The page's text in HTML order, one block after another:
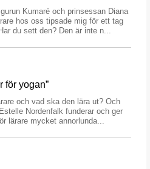
Kumaré och prinsessan Diana
hos oss tipsade mig för ett tag
du sett den? Den är inte n...
för yogan”
och vad ska den lära ut? Och
Nordenfalk funderar och ger
lärare mycket annorlunda...